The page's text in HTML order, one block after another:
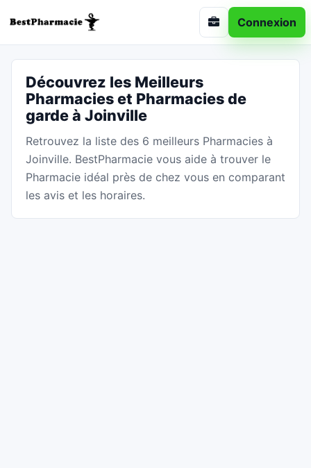
Connexion
Découvrez les Meilleurs
Pharmacies et Pharmacies de
garde à Joinville
Retrouvez la liste des 6 meilleurs Pharmacies à
Joinville. BestPharmacie vous aide à trouver le
Pharmacie idéal près de chez vous en comparant
les avis et les horaires.